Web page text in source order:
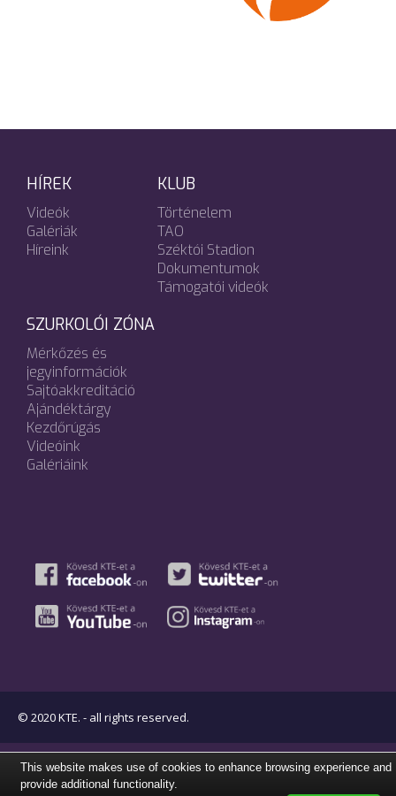
HÍREK
Videók
Galériák
Híreink
KLUB
Történelem
TAO
Széktói Stadion
Dokumentumok
Támogatói videók
SZURKOLÓI ZÓNA
Mérkőzés és
jegyinformációk
Sajtóakkreditáció
Ajándéktárgy
Kezdőrúgás
Videóink
Galériáink
© 2020 KTE. - all rights reserved.
This website makes use of cookies to enhance browsing experience and
provide additional functionality.